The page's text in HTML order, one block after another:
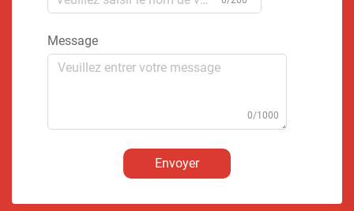
Message
0/1000
Envoyer